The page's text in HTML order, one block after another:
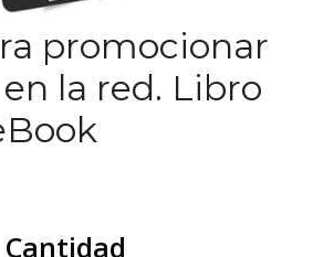
promocionar
la red. Libro
Cantidad